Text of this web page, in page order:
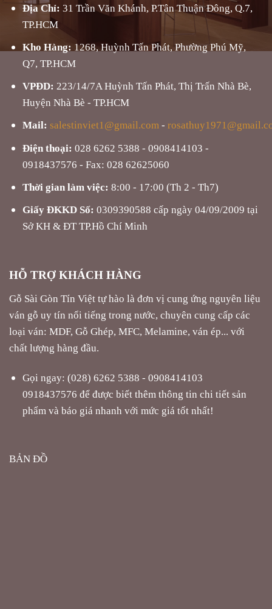
Địa Chỉ: 31 Trần Văn Khánh, P.Tân Thuận Đông, Q.7,
TP.HCM
Kho Hàng: 1268, Huỳnh Tấn Phát, Phường Phú Mỹ,
Q7, TP.HCM
VPĐD: 223/14/7A Huỳnh Tấn Phát, Thị Trấn Nhà Bè,
Huyện Nhà Bè - TP.HCM
Mail: salestinviet1@gmail.com -
Điện thoại: 028 6262 5388 - 0908414103 -
0918437576 - Fax: 028 62625060
Thời gian làm việc: 8:00 - 17:00 (Th 2 - Th7)
Giấy ĐKKD Số: 0309390588 cấp ngày 04/09/2009 tại
Sở KH & ĐT TP.Hồ Chí Minh
HỖ TRỢ KHÁCH HÀNG
Gỗ Sài Gòn Tín Việt tự hào là đơn vị cung ứng nguyên liệu
ván gỗ uy tín nổi tiếng trong nước, chuyên cung cấp các
loại ván: MDF, Gỗ Ghép, MFC, Melamine, ván ép... với
chất lượng hàng đầu.
Gọi ngay: (028) 6262 5388 - 0908414103
0918437576 để được biết thêm thông tin chi tiết sản
phẩm và báo giá nhanh với mức giá tốt nhất!
BẢN ĐỒ